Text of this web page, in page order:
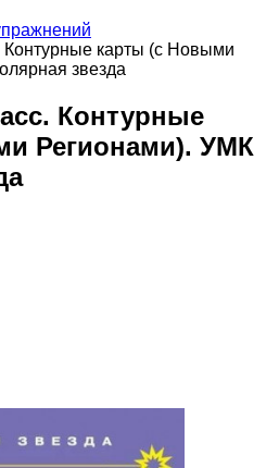
Контурные карты (с Новыми
звезда
Контурные
Регионами). УМК